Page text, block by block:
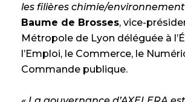
les filières chimie/environnement
Baume de Brosses, vice-
Métropole de Lyon déléguée à
l’Emploi, le Commerce, le
Commande publique.